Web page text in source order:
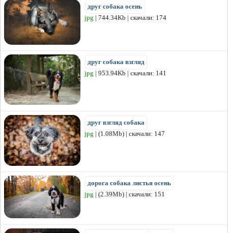
друг собака осень
jpg | 744.34Kb | скачали: 174
друг собака взгляд
jpg | 953.94Kb | скачали: 141
друг взгляд собака
jpg | (1.08Mb) | скачали: 147
дорога собака листья осень
jpg | (2.39Mb) | скачали: 151